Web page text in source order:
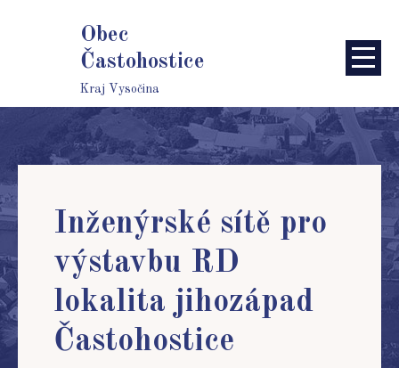
Obec
Častohostice
Kraj Vysočina
Inženýrské sítě pro
výstavbu RD
lokalita jihozápad
Častohostice